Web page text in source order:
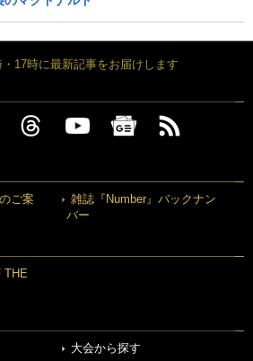
17時に最新記事をお届けします
ご案
雑誌『Number』バックナン
バー
THE
大会から探す